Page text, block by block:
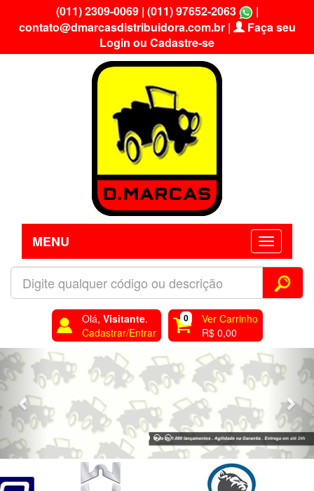
(011) 2309-0069| (011) 97652-2063
|
contato@dmarcasdistribuidora.com.br|
Faça seu
Login ou Cadastre-se
MENU
Olá, Visitante.
Cadastrar/Entrar
0
Ver Carrinho
R$ 0,00
Previous